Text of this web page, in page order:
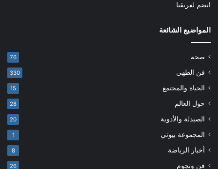
انضم لفريقنا
المواضيع الشائعة
صحة 76
فن الطهي 330
الحياة والمجتمع 15
حول العالم 28
الصيدلة والأدوية 20
المجموعة بيوتي 1
أخبار الرياضة 8
فن ونجوم 26